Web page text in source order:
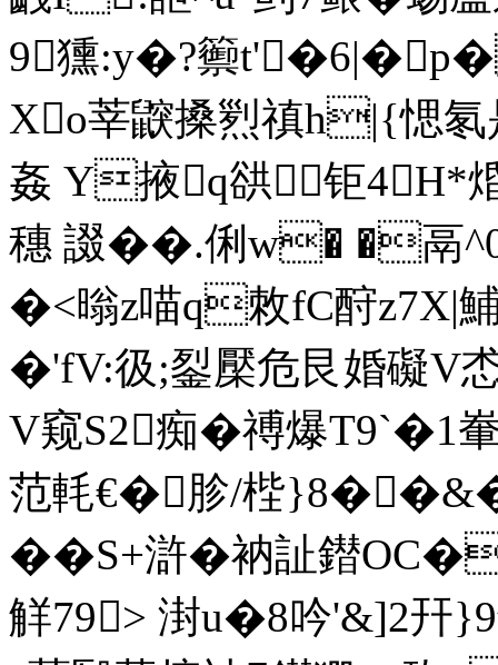
9獯:y�?籞t'�6|�p�
Xo莘鼵搡煭禛h|{愢
姦 Y掖q谼钜4H*
穗 諁��.俐w� �鬲
�<暡z喵q敇fC酧z7X|
�'fV:彶;銐檿危艮婚礙V
V窥S2痴�禣爆T9`�1
范軞€� 胗/梐
��S+滸�衲訨鐟
觧79> 湗u�8吟'&]2